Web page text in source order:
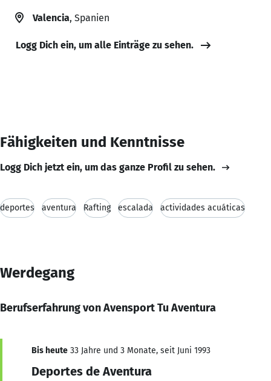
Valencia, Spanien
Logg Dich ein, um alle Einträge zu sehen.
Fähigkeiten und Kenntnisse
Logg Dich jetzt ein, um das ganze Profil zu sehen.
deportes aventura Rafting escalada actividades acuáticas
Werdegang
Berufserfahrung von Avensport Tu Aventura
Bis heute 33 Jahre und 3 Monate, seit Juni 1993
Deportes de Aventura